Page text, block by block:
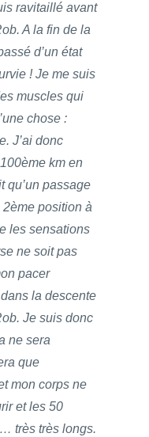
ravitaillé avant
A la fin de la
d’un état
! Je me suis
muscles qui
chose :
J’ai donc
km en
qu’un passage
position à
les sensations
ne soit pas
pacer
la descente
Je suis donc
ne sera
que
mon corps ne
et les 50
très très longs.